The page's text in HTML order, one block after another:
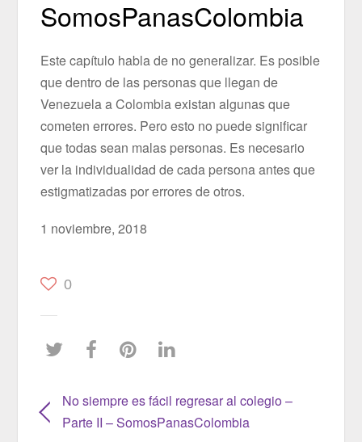
SomosPanasColombia
Este capítulo habla de no generalizar. Es posible
que dentro de las personas que llegan de
Venezuela a Colombia existan algunas que
cometen errores. Pero esto no puede significar
que todas sean malas personas. Es necesario
ver la individualidad de cada persona antes que
estigmatizadas por errores de otros.
1 noviembre, 2018
0
No siempre es fácil regresar al colegio –
Parte II – SomosPanasColombia